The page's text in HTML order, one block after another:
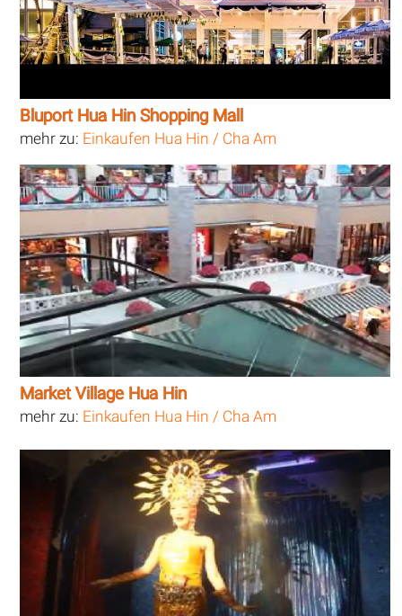
Bluport Hua Hin Shopping Mall
mehr zu: Einkaufen Hua Hin / Cha Am
Market Village Hua Hin
mehr zu: Einkaufen Hua Hin / Cha Am